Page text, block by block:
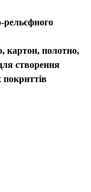
рельєфного
картон, полотно,
створення
покриттів